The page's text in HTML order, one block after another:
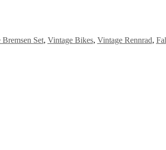
Set, Vintage Bikes, Vintage Rennrad,